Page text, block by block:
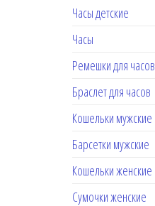
Часы детские
Часы
Ремешки для часов
Браслет для часов
Кошельки мужские
Барсетки мужские
Кошельки женские
Сумочки женские